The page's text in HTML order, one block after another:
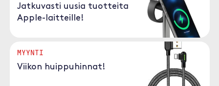
Jatkuvasti uusia tuotteita
Apple-laitteille!
MYYNTI
Viikon huippuhinnat!